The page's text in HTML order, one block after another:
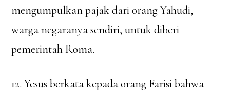
mengumpulkan pajak dari orang Yahudi,
warga negaranya sendiri, untuk diberi
pemerintah Roma.
12. Yesus berkata kepada orang Farisi bahwa